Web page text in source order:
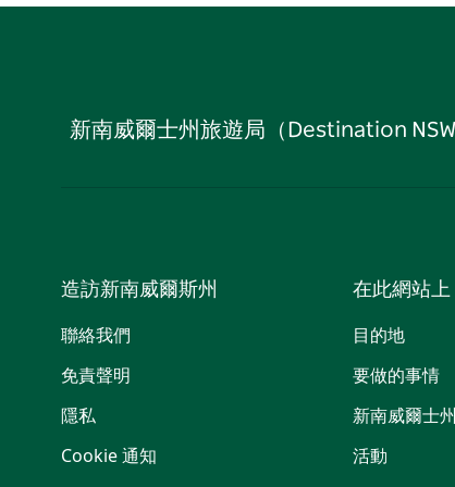
新南威爾士州旅遊局（Destination
造訪新南威爾斯州
聯絡我們
免責聲明
隱私
Cookie 通知
在此網站上
目的地
要做的事情
新南威爾士
活動